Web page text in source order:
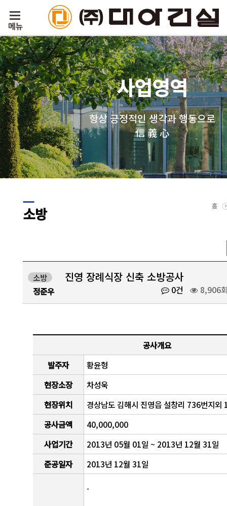
사업영역
항상 긍정적인 생각과 행동으로
信 義 心
소방 홈
소방 진영 장례식장 신축 소방공사
정준우 0건 8,906
공사개요
발주자
황윤형
현장소장
차성욱
현장위치
경상남도 김해시 진영읍 설창리 736번지외
공사금액
40,000,000
사업기간
2013년 05월 01일 ~ 2013년 12월 31일
준공일자
2013년 12월 31일
-